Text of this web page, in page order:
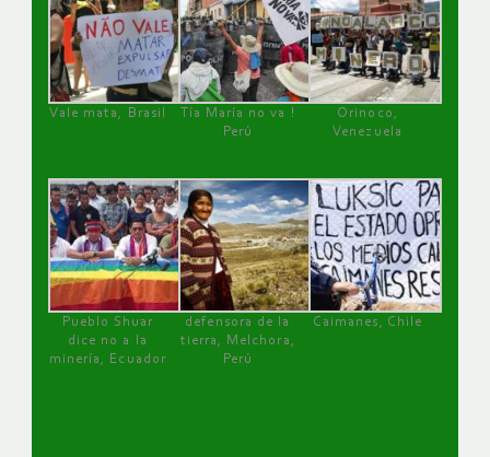
Vale mata, Brasil
Tía María no va !
Perú
Orinoco,
Venezuela
Pueblo Shuar
dice no a la
minería, Ecuador
defensora de la
tierra, Melchora,
Perú
Caimanes, Chile